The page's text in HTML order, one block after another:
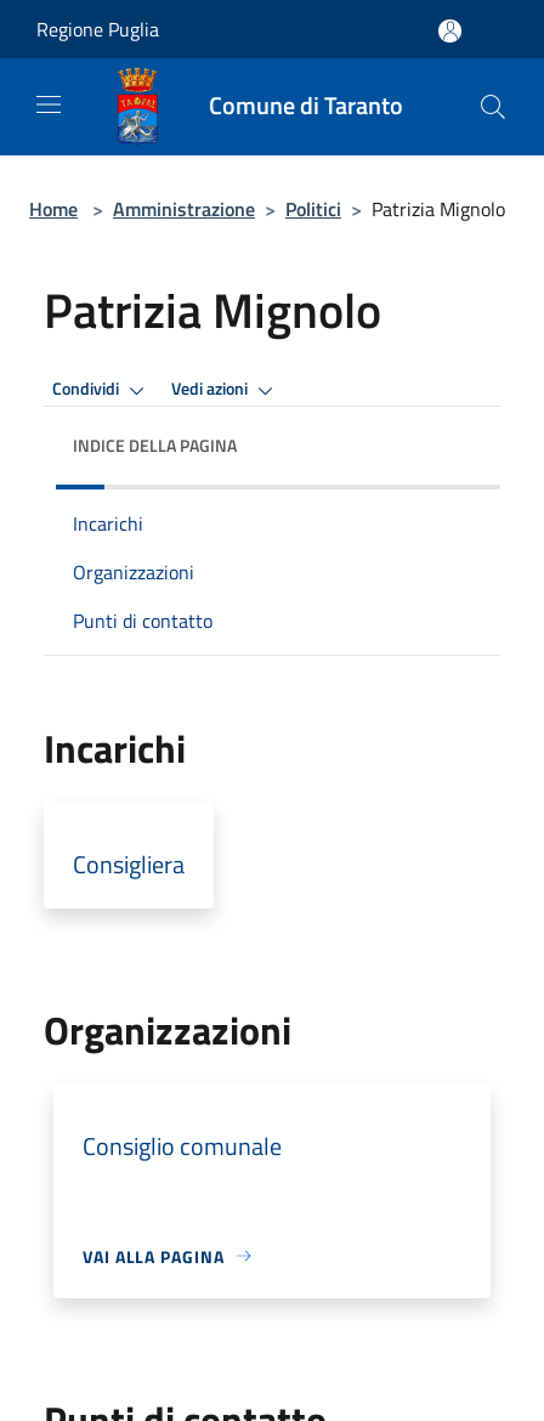
Regione Puglia
Comune di Taranto
Home > Amministrazione > Politici > Patrizia Mignolo
Patrizia Mignolo
Condividi Vedi azioni
INDICE DELLA PAGINA
Incarichi
Organizzazioni
Punti di contatto
Incarichi
Consigliera
Organizzazioni
Consiglio comunale
VAI ALLA PAGINA